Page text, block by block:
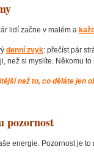
lidí začne v malém a
denní zvyk: přečíst pár
než si myslíte. Někomu
než to, co děláte jen
pozornost
energie. Pozornost je